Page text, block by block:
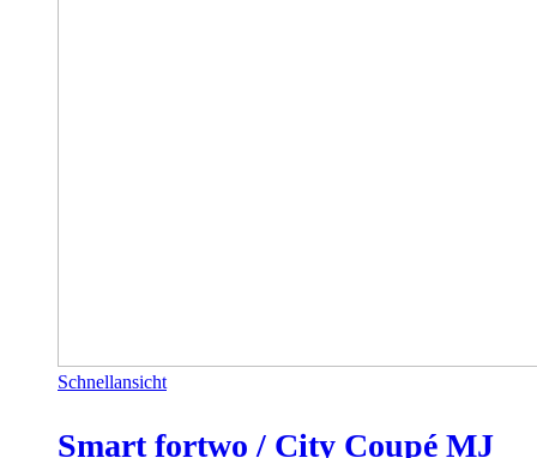
Schnellansicht
Smart fortwo / City Coupé MJ